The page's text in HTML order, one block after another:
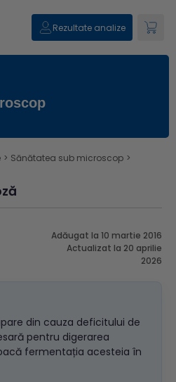
Rezultate analize
> Sănătatea sub microscop >
Adăugat la 10 martie 2016
Actualizat la 20 aprilie
2026
din cauza deficitului de
pentru digerarea
fermentația acesteia în